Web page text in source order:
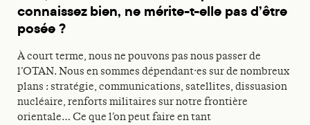
connaissez bien, ne mérite-t-elle pas d’être
posée ?
À court terme, nous ne pouvons pas nous passer de
l’OTAN. Nous en sommes dépendant·es sur de nombreux
plans : stratégie, communications, satellites, dissuasion
nucléaire, renforts militaires sur notre frontière
orientale… Ce que l’on peut faire en tant